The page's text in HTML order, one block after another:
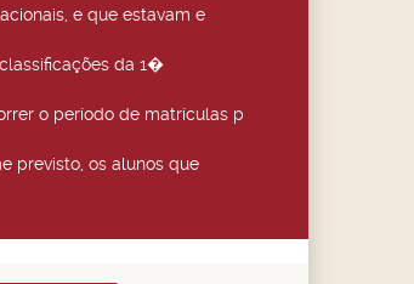
e que estavam e
da 1�
o período de matrículas p
previsto, os alunos que